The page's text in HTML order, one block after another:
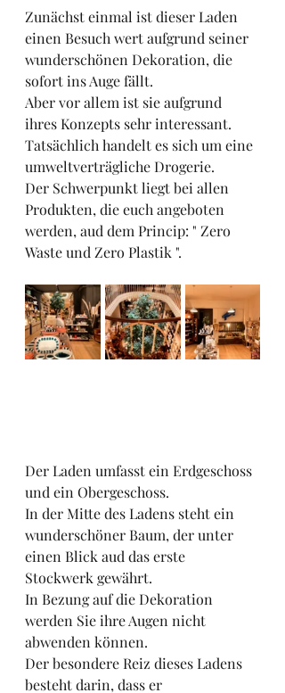
Zunächst einmal ist dieser Laden
einen Besuch wert aufgrund seiner
wunderschönen Dekoration, die
sofort ins Auge fällt.
Aber vor allem ist sie aufgrund
ihres Konzepts sehr interessant.
Tatsächlich handelt es sich um eine
umweltverträgliche Drogerie.
Der Schwerpunkt liegt bei allen
Produkten, die euch angeboten
werden, aud dem Princip: " Zero
Waste und Zero Plastik ".
Der Laden umfasst ein Erdgeschoss
und ein Obergeschoss.
In der Mitte des Ladens steht ein
wunderschöner Baum, der unter
einen Blick aud das erste
Stockwerk gewährt.
In Bezung auf die Dekoration
werden Sie ihre Augen nicht
abwenden können.
Der besondere Reiz dieses Ladens
besteht darin, dass er